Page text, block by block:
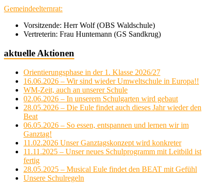
Gemeindeelternrat:
Vorsitzende: Herr Wolf (OBS Waldschule)
Vertreterin: Frau Huntemann (GS Sandkrug)
aktuelle Aktionen
Orientierungsphase in der 1. Klasse 2026/27
16.06.2026 – Wir sind wieder Umweltschule in Europa!!
WM-Zeit, auch an unserer Schule
02.06.2026 – In unserem Schulgarten wird gebaut
28.05.2026 – Die Eule findet auch dieses Jahr wieder den
Beat
06.05.2026 – So essen, entspannen und lernen wir im
Ganztag!
11.02.2026 Unser Ganztagskonzept wird konkreter
11.11.2025 – Unser neues Schulprogramm mit Leitbild ist
fertig
28.05.2025 – Musical Eule findet den BEAT mit Gefühl
Unsere Schulregeln